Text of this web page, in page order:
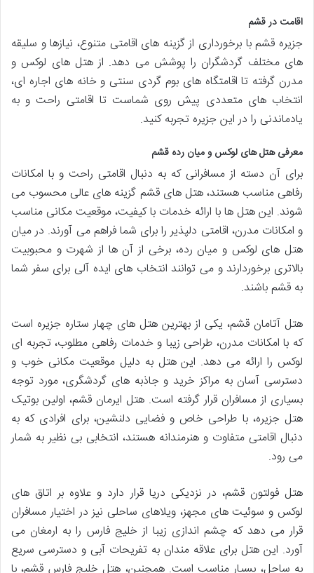
اقامت در قشم
جزیره قشم با برخورداری از گزینه های اقامتی متنوع، نیازها و سلیقه
های مختلف گردشگران را پوشش می دهد. از هتل های لوکس و
مدرن گرفته تا اقامتگاه های بوم گردی سنتی و خانه های اجاره ای،
انتخاب های متعددی پیش روی شماست تا اقامتی راحت و به
یادماندنی را در این جزیره تجربه کنید.
معرفی هتل های لوکس و میان رده قشم
برای آن دسته از مسافرانی که به دنبال اقامتی راحت و با امکانات
رفاهی مناسب هستند، هتل های قشم گزینه های عالی محسوب می
شوند. این هتل ها با ارائه خدمات با کیفیت، موقعیت مکانی مناسب
و امکانات مدرن، اقامتی دلپذیر را برای شما فراهم می آورند. در میان
هتل های لوکس و میان رده، برخی از آن ها از شهرت و محبوبیت
بالاتری برخوردارند و می توانند انتخاب های ایده آلی برای سفر شما
به قشم باشند.
هتل آتامان قشم، یکی از بهترین هتل های چهار ستاره جزیره است
که با امکانات مدرن، طراحی زیبا و خدمات رفاهی مطلوب، تجربه ای
لوکس را ارائه می دهد. این هتل به دلیل موقعیت مکانی خوب و
دسترسی آسان به مراکز خرید و جاذبه های گردشگری، مورد توجه
بسیاری از مسافران قرار گرفته است. هتل ایرمان قشم، اولین بوتیک
هتل جزیره، با طراحی خاص و فضایی دلنشین، برای افرادی که به
دنبال اقامتی متفاوت و هنرمندانه هستند، انتخابی بی نظیر به شمار
می رود.
هتل فولتون قشم، در نزدیکی دریا قرار دارد و علاوه بر اتاق های
لوکس و سوئیت های مجهز، ویلاهای ساحلی نیز در اختیار مسافران
قرار می دهد که چشم اندازی زیبا از خلیج فارس را به ارمغان می
آورد. این هتل برای علاقه مندان به تفریحات آبی و دسترسی سریع